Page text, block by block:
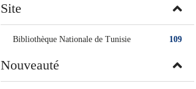
Site
109
Bibliothèque Nationale de Tunisie
Nouveauté